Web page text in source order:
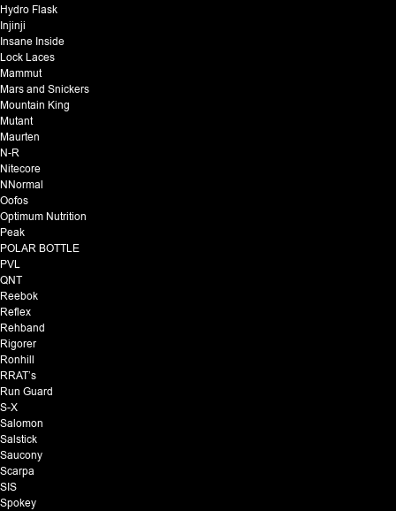
Hydro Flask
Injinji
Insane Inside
Lock Laces
Mammut
Mars and Snickers
Mountain King
Mutant
Maurten
N-R
Nitecore
NNormal
Oofos
Optimum Nutrition
Peak
POLAR BOTTLE
PVL
QNT
Reebok
Reflex
Rehband
Rigorer
Ronhill
RRAT’s
Run Guard
S-X
Salomon
Salstick
Saucony
Scarpa
SIS
Spokey